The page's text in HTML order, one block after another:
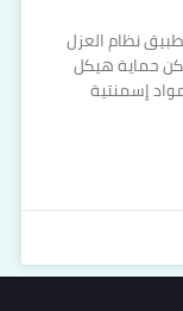
نظام العزل
حماية هيكل
إسمنتية